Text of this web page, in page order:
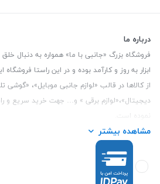
درباره ما
فروشگاه بزرگ «جانبی با ما» همواره به دنبال
ابزار به روز و کارآمد بوده و در این راستا
از کالاها در قالب «لوازم جانبی موبایل»، «گوشی
دیجیتال»،«لوازم برقی » و… جهت خرید سریع و
این فروشگاه تمام تلاش خود را نموده تا
عرضه نماید.
تلفن تماس :3847 088 0912
مشاهده بیشتر